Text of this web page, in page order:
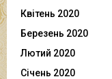
Квітень 2020
Березень 2020
Лютий 2020
Січень 2020